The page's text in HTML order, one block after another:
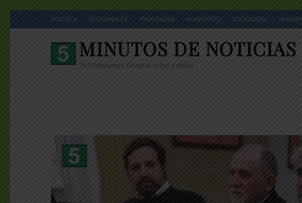
to
POLÍTICA EDITORIALES PROVINCIAS MUNICIPIOS EDUCACIÓN
MINUTOS DE NOTICIAS
Te informamos siempre antes y mejor